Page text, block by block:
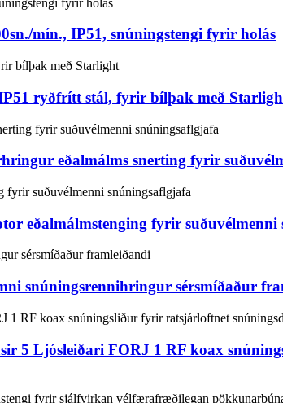
mín., IP51, snúningstengi fyrir holás
ryðfrítt stál, fyrir bílþak með
eðalmálms snerting fyrir
eðalmálmstenging fyrir suðuvélmenni
snúningsrennihringur sérsmíðaður
5 Ljósleiðari FORJ 1 RF koax